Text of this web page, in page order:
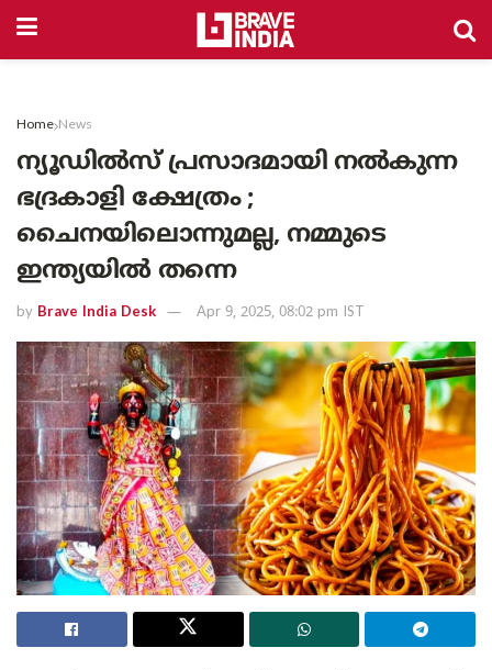
Home News
ന്യൂഡിൽസ് പ്രസാദമായി നൽകുന്ന
ഭദ്രകാളി ക്ഷേത്രം ;
ചൈനയിലൊന്നുമല്ല, നമ്മുടെ
ഇന്ത്യയിൽ തന്നെ
by Brave India Desk Apr 9, 2025, 08:02 pm IST